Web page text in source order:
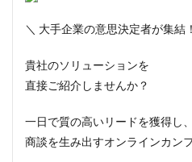
＼ 大手企業の意思決定者が集結
貴社のソリューションを
直接ご紹介しませんか？
一日で質の高いリードを獲得し、
商談を生み出すオンラインカン